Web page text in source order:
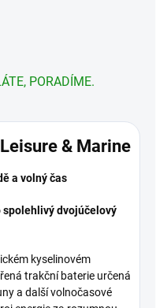
PORADÍME.
& Marine
a volný čas
dvojúčelový
kyselinovém
trakční baterie určená
a další volnočasové